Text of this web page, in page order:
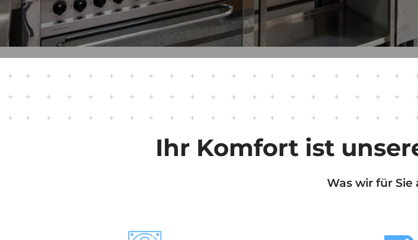
Ihr Komfort ist
Was wir für Sie